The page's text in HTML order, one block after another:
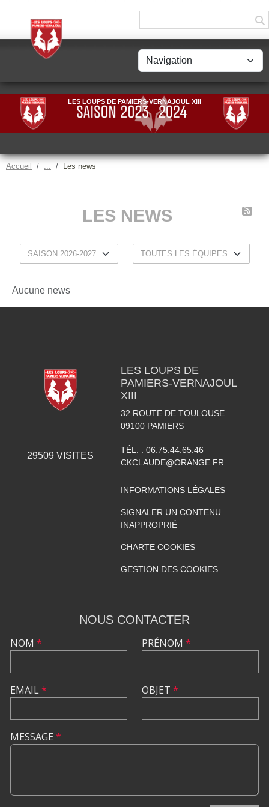
LES LOUPS DE PAMIERS-VERNAJOUL XIII
Accueil Les news
LES NEWS
Aucune news
29509 VISITES
LES LOUPS DE
PAMIERS-VERNAJOUL
XIII
32 ROUTE DE TOULOUSE
09100 PAMIERS
TÉL. : 06.75.44.65.46
CKCLAUDE@ORANGE.FR
INFORMATIONS LÉGALES
SIGNALER UN CONTENU
INAPPROPRIÉ
CHARTE COOKIES
GESTION DES COOKIES
NOUS CONTACTER
NOM *
EMAIL*
PRÉNOM *
OBJET *
MESSAGE *